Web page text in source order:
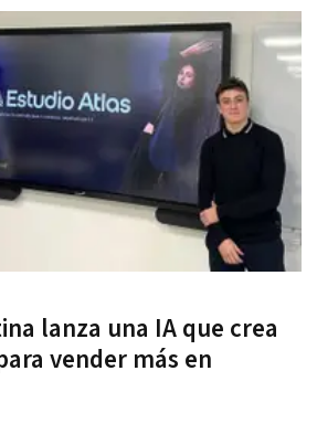
lanza una IA que crea
vender más en